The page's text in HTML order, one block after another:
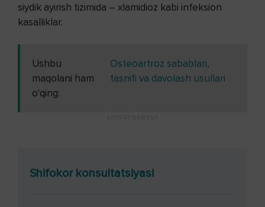
siydik ayirish tizimida – xlamidioz kabi infeksion
kasalliklar.
Ushbu
maqolani ham
o'qing:
Osteoartroz sabablari,
tasnifi va davolash usullari
Shifokor konsultatsiyasi